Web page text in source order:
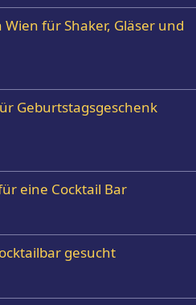
für Shaker, Gläser und
Geburtstagsgeschenk
eine Cocktail Bar
gesucht